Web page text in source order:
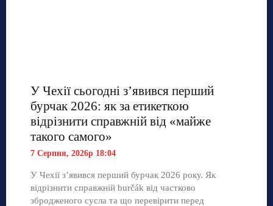
У Чехії сьогодні з’явився перший
бурчак 2026: як за етикеткою
відрізнити справжній від «майже
такого самого»
7 Серпня, 2026р 18:04
У Чехії з’явився перший бурчак 2026 року. Як
відрізнити справжній burčák від частково
збродженого сусла та що перевірити перед